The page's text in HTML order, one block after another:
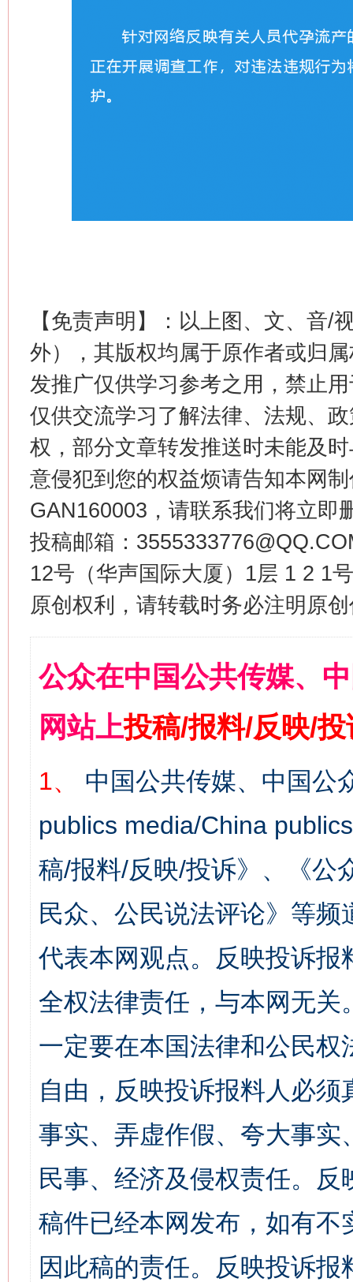
【免责声明】：以上图、文、音/
外），其版权均属于原作者或归
发推广仅供学习参考之用，禁止
仅供交流学习了解法律、法规、
权，部分文章转发推送时未能及
意侵犯到您的权益烦请告知本网
GAN160003，请联系我们将立即
投稿邮箱：
12号（华声国际大厦）1层 1 2 1
原创权利，请转载时务必注明原
公众在中国公共传媒、
网站上投稿/报料/反映/
1、
中国公共传媒、中国公
publics media/China
稿/报料/反映/投诉》、《公
民众、公民说法评论》等
代表本网观点。反映投诉
全权法律责任，与本网无
一定要在本国法律和公民
自由，反映投诉报料人必
事实、弄虚作假、夸大事
民事、经济及侵权责任。
稿件已经本网发布，如有
因此稿的责任。反映投诉